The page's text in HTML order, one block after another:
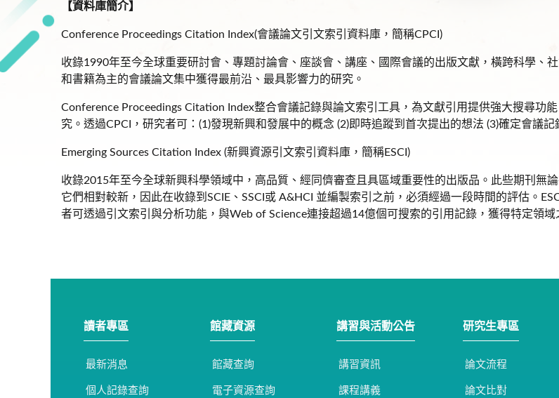
【資料庫簡介】
Conference Proceedings Citation Index(會議論文引文索引資料庫，簡稱CPCI)
收錄1990年至今全球重要研討會、專題討論會、座談會、講座、國際會議的出版文獻，橫跨科學、
和書籍為主的會議論文集中獲得最前沿、最具影響力的研究。
Conference Proceedings Citation Index整合會議記錄與論文索引工具，為文獻引用提供強大搜尋功
究。透過CPCI，研究者可：(1)發現新興和發展中的概念 (2)即時追蹤到首次提出的想法 (3)確定會議
Emerging Sources Citation Index (新興資源引文索引資料庫，簡稱ESCI)
收錄2015年至今全球新興科學領域中，高品質、經同儕審查且具區域重要性的出版品。此些期刊無
它們相對較新，因此在收錄到SCIE、SSCI或 A&HCI 並編製索引之前，必須經過一段時間的評估。
者可透過引文索引與分析功能，與Web of Science連接超過14億個可搜索的引用記錄，獲得特定領
讀者專區
最新消息
個人記錄查詢
館藏資源
館藏查詢
電子資源查詢
講習與活動公告
講習資訊
課程講義
研究生專區
論文流程
論文比對